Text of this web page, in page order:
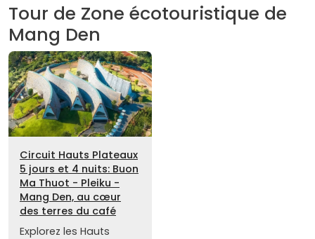
Tour de Zone écotouristique de
Mang Den
Circuit Hauts Plateaux
5 jours et 4 nuits: Buon
Ma Thuot - Pleiku -
Mang Den, au cœur
des terres du café
Explorez les Hauts